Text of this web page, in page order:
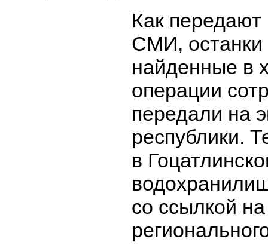
Как передают
СМИ,
найденные в
операции
передали на
республики.
в
со ссылкой